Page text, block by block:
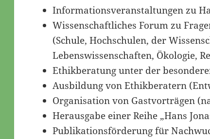
Informationsveranstaltungen zu
Wissenschaftliches Forum zu
(Schule, Hochschulen, der
Lebenswissenschaften, Ökologie,
Ethikberatung unter der
Ausbildung von Ethikberatern
Organisation von Gastvorträgen
Herausgabe einer Reihe „Hans
Publikationsförderung für